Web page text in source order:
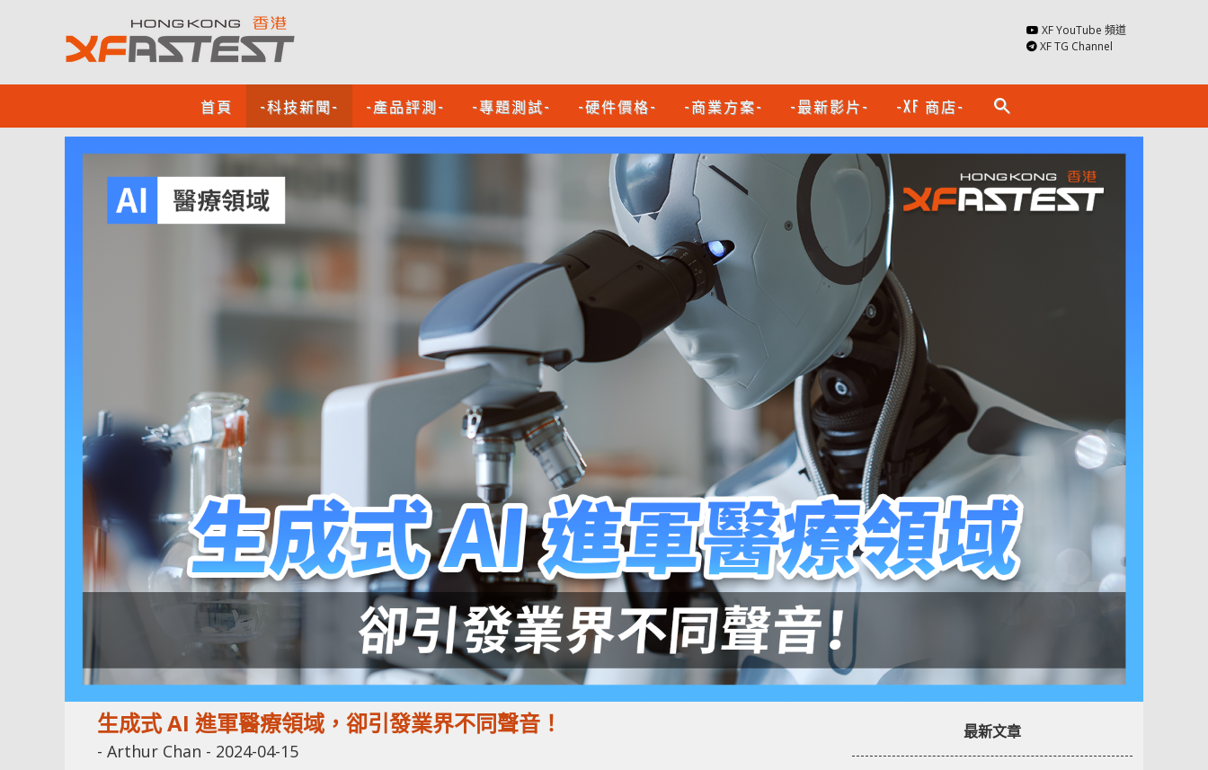
XF YouTube 頻道
XF TG Channel
首頁 -科技新聞- -產品評測- -專題測試- -硬件價格- -商業方案- -最新影片- -XF 商店- search
生成式 AI 進軍醫療領域，卻引發業界不同聲音！
- Arthur Chan - 2024-04-15
最新文章